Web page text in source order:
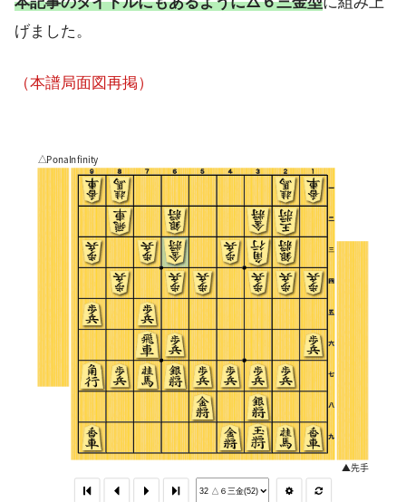
げました。
（本譜局面図再掲）